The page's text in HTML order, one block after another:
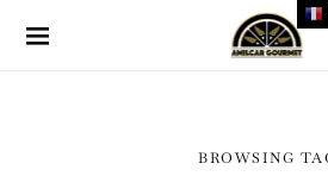
BROWSING